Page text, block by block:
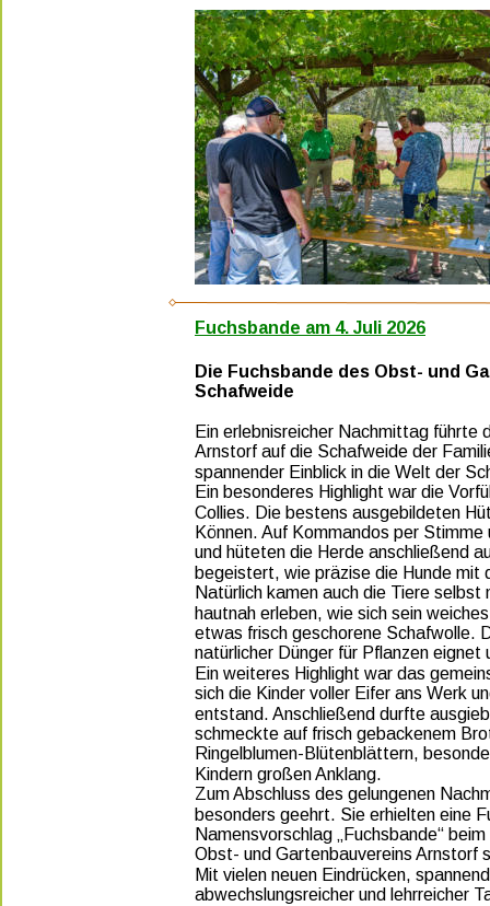
Die Fuchsbande des Obst- und
Schafweide
Ein erlebnisreicher Nachmittag
Arnstorf auf die Schafweide der
spannender Einblick in die Welt der
Ein besonderes Highlight war die
Collies. Die bestens ausgebildeten
Können. Auf Kommandos per
und hüteten die Herde anschließend
begeistert, wie präzise die Hunde
Natürlich kamen auch die Tiere
hautnah erleben, wie sich sein
etwas frisch geschorene Schafwolle.
natürlicher Dünger für Pflanzen
Ein weiteres Highlight war das
sich die Kinder voller Eifer ans Werk
entstand. Anschließend durfte
schmeckte auf frisch gebackenem
Ringelblumen-Blütenblättern,
Kindern großen Anklang.
Zum Abschluss des gelungenen
besonders geehrt. Sie erhielten eine
Namensvorschlag „Fuchsbande“
Obst- und Gartenbauvereins
Mit vielen neuen Eindrücken,
abwechslungsreicher und lehrreicher
Fuchsbande am 4. Juli 2026